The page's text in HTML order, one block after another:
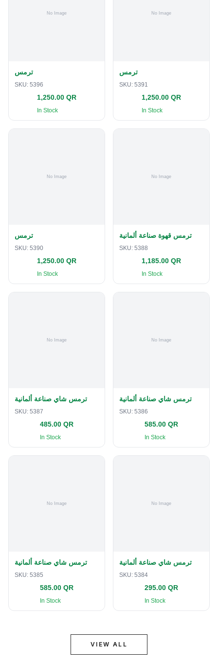
ترمس
SKU: 5396
1,250.00 QR
In Stock
ترمس
SKU: 5391
1,250.00 QR
In Stock
ترمس
SKU: 5390
1,250.00 QR
In Stock
ترمس قهوة صناعة ألمانية
SKU: 5388
1,185.00 QR
In Stock
ترمس شاي صناعة ألمانية
SKU: 5387
485.00 QR
In Stock
ترمس شاي صناعة ألمانية
SKU: 5386
585.00 QR
In Stock
ترمس شاي صناعة ألمانية
SKU: 5385
585.00 QR
In Stock
ترمس شاي صناعة ألمانية
SKU: 5384
295.00 QR
In Stock
VIEW ALL